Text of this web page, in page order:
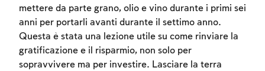
mettere da parte grano, olio e vino durante i primi sei
anni per portarli avanti durante il settimo anno.
Questa è stata una lezione utile su come rinviare la
gratificazione e il risparmio, non solo per
sopravvivere ma per investire. Lasciare la terra